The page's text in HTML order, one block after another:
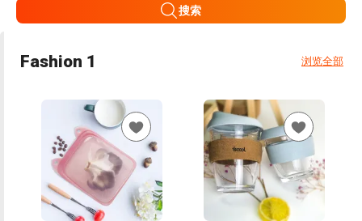
搜索
Fashion 1 浏览全部